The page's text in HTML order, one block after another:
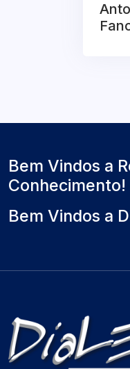
Bem Vindos a
Conhecimento!
Bem Vindos a